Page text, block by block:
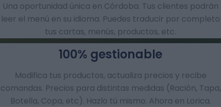
Una oportunidad única en Córdoba. Tus clientes podrán
leer el menú en su idioma. Puedes traducir por completo
tus cartas, menús, productos, etc.
Modifica tus productos, actualiza precios y recibe
comandas.​ Precios para distintas medidas (Ración, Tapa,
Botella, Copa, etc). Hazlo tú mismo. Ahora en Lorica.
100% gestionable